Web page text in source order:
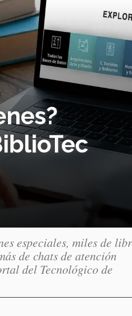
especiales, miles de
de chats de atención
del Tecnológico de